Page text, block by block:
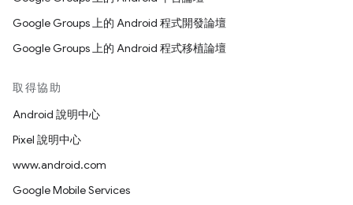
Google Groups 上的 Android 程式開發論壇
Google Groups 上的 Android 程式移植論壇
取得協助
Android 說明中心
Pixel 說明中心
www.android.com
Google Mobile Services